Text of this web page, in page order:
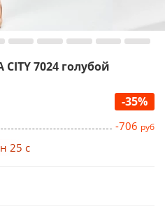
7024 голубой
-35%
-706 руб
24 с